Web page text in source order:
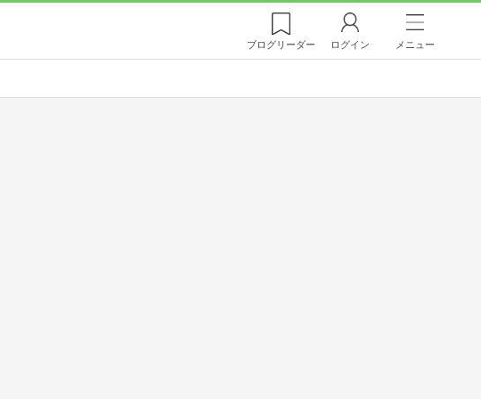
ブログリーダー ログイン メニュー